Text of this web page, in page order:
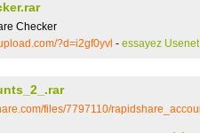
Checker
?d=i2gf0yvl - essayez Usenet
files/7797110/